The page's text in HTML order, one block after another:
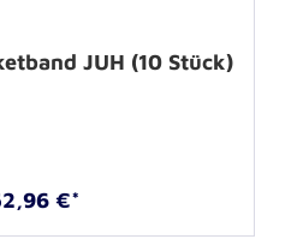
JUH (10 Stück)
€*